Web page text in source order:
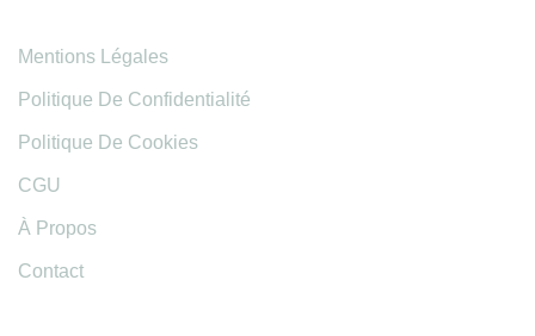
Mentions Légales
Politique De Confidentialité
Politique De Cookies
CGU
À Propos
Contact